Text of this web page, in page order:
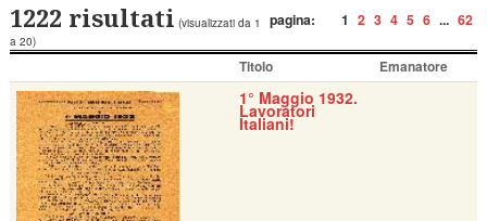
pagina: 1 2 3 4 5 6 ... 62
1222 risultati (visualizzati da 1
a 20)
Titolo Emanatore
1° Maggio 1932.
Lavoratori
Italiani!